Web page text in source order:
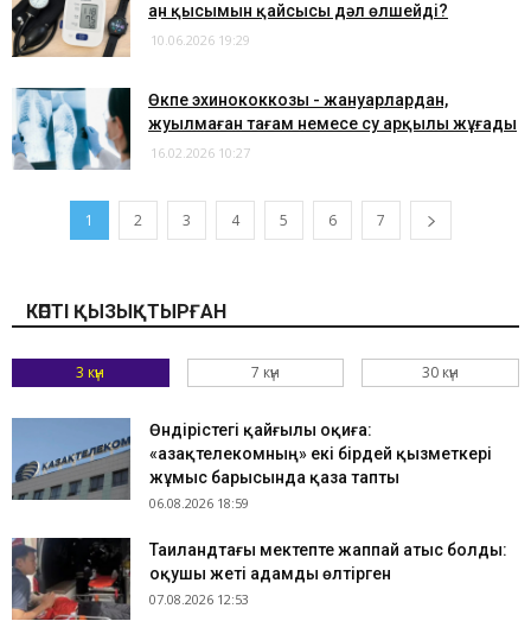
Қан қысымын қайсысы дәл өлшейді?
10.06.2026 19:29
​Өкпе эхинококкозы - жануарлардан,
жуылмаған тағам немесе су арқылы жұғады
16.02.2026 10:27
1 2 3 4 5 6 7
КӨПТІ ҚЫЗЫҚТЫРҒАН
3 күн 7 күн 30 күн
Өндірістегі қайғылы оқиға:
«Қазақтелекомның» екі бірдей қызметкері
жұмыс барысында қаза тапты
06.08.2026 18:59
Таиландтағы мектепте жаппай атыс болды:
оқушы жеті адамды өлтірген
07.08.2026 12:53